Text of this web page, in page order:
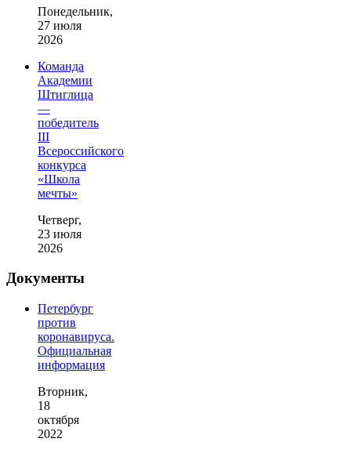
Понедельник,
27 июля
2026
Команда
Академии
Штиглица
—
победитель
III
Всероссийского
конкурса
«Школа
мечты»
Четверг,
23 июля
2026
Документы
Петербург
против
коронавируса.
Официальная
информация
Вторник,
18
октября
2022